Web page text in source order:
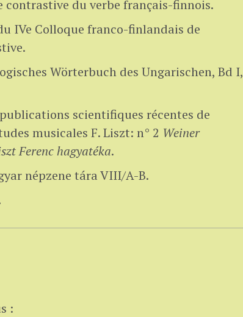
contrastive du verbe français-finnois.
IVe Colloque franco-finlandais de
Wörterbuch des Ungarischen, Bd I,
scientifiques récentes de
musicales F. Liszt: n° 2 Weiner
Ferenc hagyatéka.
népzene tára VIII/A-B.
: